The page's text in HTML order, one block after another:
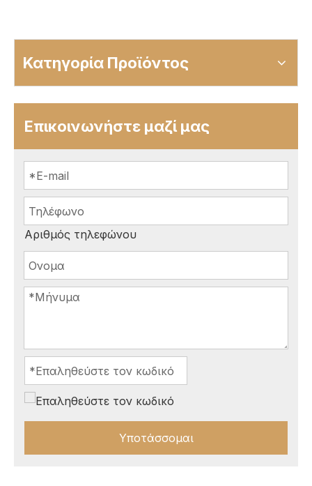
Κατηγορία Προϊόντος
Επικοινωνήστε μαζί μας
Αριθμός τηλεφώνου
Υποτάσσομαι